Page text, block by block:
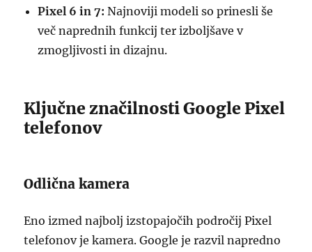
Pixel 6 in 7: Najnoviji modeli so prinesli še
več naprednih funkcij ter izboljšave v
zmogljivosti in dizajnu.
Ključne značilnosti Google Pixel
telefonov
Odlična kamera
Eno izmed najbolj izstopajočih področij Pixel
telefonov je kamera. Google je razvil napredno